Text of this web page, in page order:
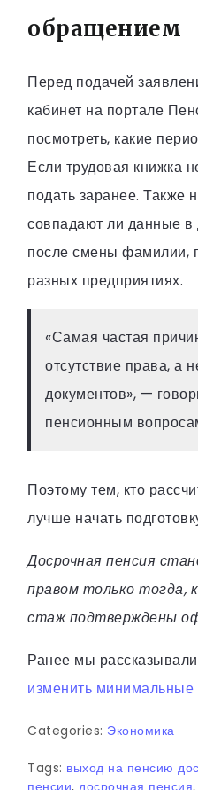
обращением
Перед подачей
кабинет на портале
посмотреть, какие
Если трудовая книжка
подать заранее. Также
совпадают ли данные в
после смены фамилии,
разных предприятиях.
«Самая частая
отсутствие права, а
документов», —
пенсионным
Поэтому тем, кто
лучше начать
Досрочная пенсия
правом только тогда,
стаж подтверждены
Ранее мы
изменить
Categories: Экономика
Tags: выход на пенсию